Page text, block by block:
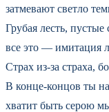
затмевают светло
Грубая лесть, пустые
все это — имитация
Страх из-за страха,
В конце-концов ты
хватит быть серою